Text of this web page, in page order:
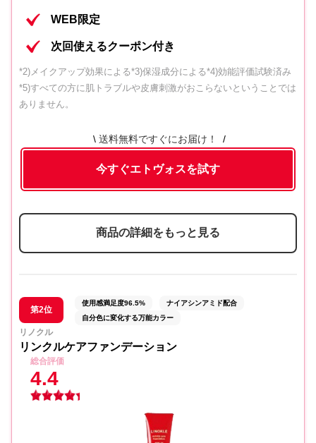
内容③ 次回使える1,000円クーポン*
WEB限定
次回使えるクーポン付き
*2)メイクアップ効果による*3)保湿成分による*4)効能評価試験済み
*5)すべての方に肌トラブルや皮膚刺激がおこらないということでは
ありません。
送料無料ですぐにお届け！
今すぐエトヴォスを試す
商品の詳細をもっと見る
第2位
使用感満足度96.5%
ナイアシンアミド配合
自分色に変化する万能カラー
リノクル
リンクルケアファンデーション
総合評価
4.4